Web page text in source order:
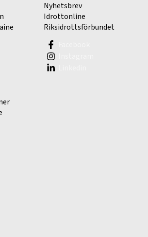
Nyhetsbrev
Idrottonline
Riksidrottsförbundet